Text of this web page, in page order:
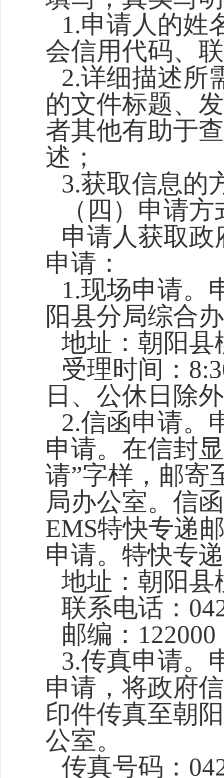
1.申请人的姓
会信用代码、
2.详细描述所
的文件标题、
者其他有助于
述；
3.获取信息的
（四）申请方
申请人获取
申请：
1.现场申请。
阳县分局综合
地址：朝阳县
受理时间：
日、公休日除
2.信函申请。
申请。在信封
请”字样，邮寄
局办公室。信
EMS特快专递
申请。特快专
地址： 朝阳县
联系电话：
邮编：122000
3.传真申请。
申请，将政府
印件传真至朝
公室。
传真号码：